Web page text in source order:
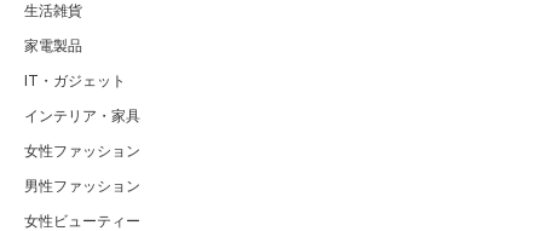
生活雑貨
家電製品
IT・ガジェット
インテリア・家具
女性ファッション
男性ファッション
女性ビューティー